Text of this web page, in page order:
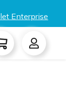
Enterprise